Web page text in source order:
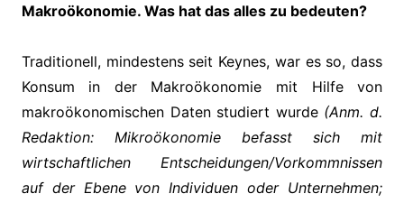
Makroökonomie. Was hat das alles zu bedeuten?
Traditionell, mindestens seit Keynes, war es so, dass
Konsum in der Makroökonomie mit Hilfe von
makroökonomischen Daten studiert wurde (Anm. d.
Redaktion: Mikroökonomie befasst sich mit
wirtschaftlichen Entscheidungen/Vorkommnissen
auf der Ebene von Individuen oder Unternehmen;